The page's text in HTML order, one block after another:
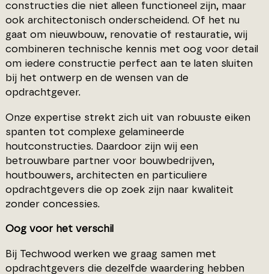
constructies die niet alleen functioneel zijn, maar
ook architectonisch onderscheidend. Of het nu
gaat om nieuwbouw, renovatie of restauratie, wij
combineren technische kennis met oog voor detail
om iedere constructie perfect aan te laten sluiten
bij het ontwerp en de wensen van de
opdrachtgever.
Onze expertise strekt zich uit van robuuste eiken
spanten tot complexe gelamineerde
houtconstructies. Daardoor zijn wij een
betrouwbare partner voor bouwbedrijven,
houtbouwers, architecten en particuliere
opdrachtgevers die op zoek zijn naar kwaliteit
zonder concessies.
Oog voor het verschil
Bij Techwood werken we graag samen met
opdrachtgevers die dezelfde waardering hebben